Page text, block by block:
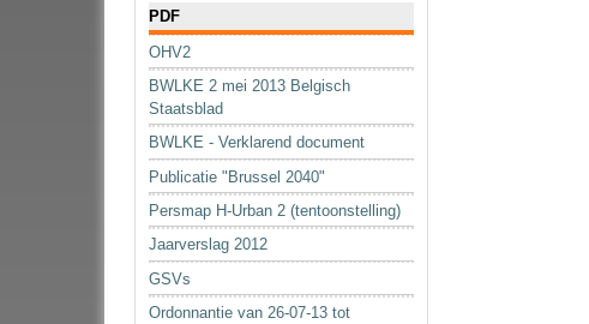
PDF
OHV2
BWLKE 2 mei 2013 Belgisch
Staatsblad
BWLKE - Verklarend document
Publicatie "Brussel 2040"
Persmap H-Urban 2 (tentoonstelling)
Jaarverslag 2012
GSVs
Ordonnantie van 26-07-13 tot